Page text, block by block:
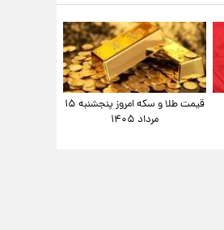
قیمت طلا و سکه امروز پنجشنبه ۱۵
مرداد ۱۴۰۵